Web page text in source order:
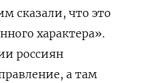
сказали, что это
характера».
россиян
а там